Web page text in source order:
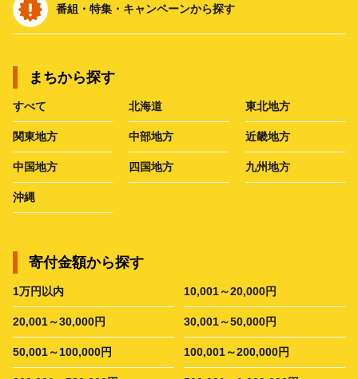
番組・特集・キャンペーンから探す
まちから探す
すべて 北海道 東北地方
関東地方 中部地方 近畿地方
中国地方 四国地方 九州地方
沖縄
寄付金額から探す
1万円以内 10,001～20,000円
20,001～30,000円 30,001～50,000円
50,001～100,000円 100,001～200,000円